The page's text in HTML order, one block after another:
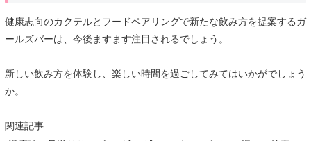
健康志向のカクテルとフードペアリングで新たな飲み方を提案するガ
ールズバーは、今後ますます注目されるでしょう。
新しい飲み方を体験し、楽しい時間を過ごしてみてはいかがでしょう
か。
関連記事